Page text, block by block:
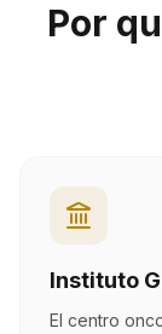
Por
Instituto
El centro